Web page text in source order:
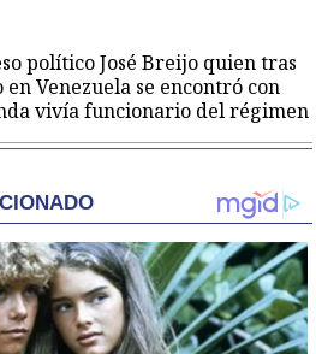
político José Breijo quien tras
Venezuela se encontró con
vivía funcionario del régimen